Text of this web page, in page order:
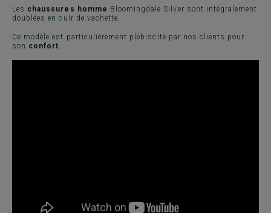
Les chaussures homme Bloomingdale Silver sont intégralement
doublées en cuir de vachette.
Ce modèle est particulièrement plébiscité par nos clients pour
son confort